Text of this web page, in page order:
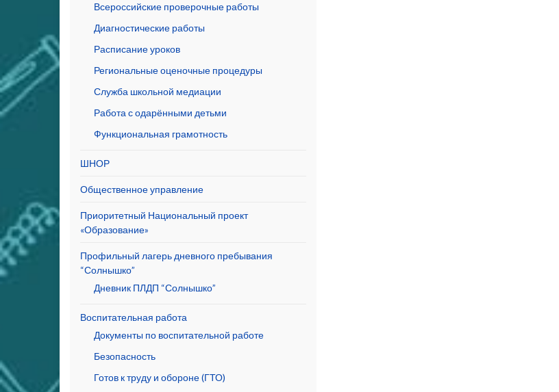
Всероссийские проверочные работы
Диагностические работы
Расписание уроков
Региональные оценочные процедуры
Служба школьной медиации
Работа с одарёнными детьми
Функциональная грамотность
ШНОР
Общественное управление
Приоритетный Национальный проект
«Образование»
Профильный лагерь дневного пребывания
“Солнышко”
Дневник ПЛДП “Солнышко”
Воспитательная работа
Документы по воспитательной работе
Безопасность
Готов к труду и обороне (ГТО)